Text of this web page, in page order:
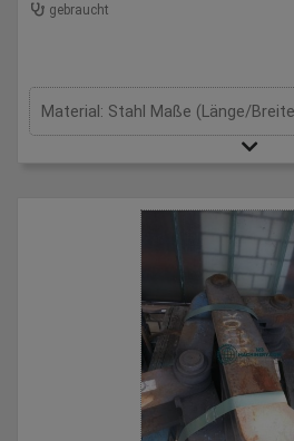
gebraucht